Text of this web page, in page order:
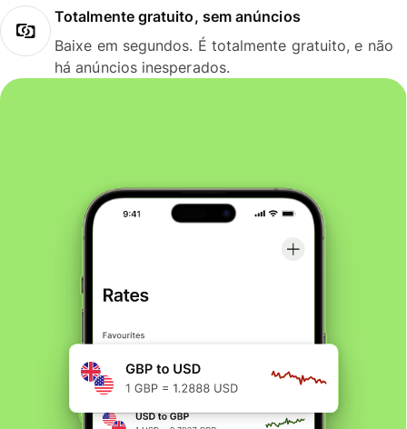
Totalmente gratuito, sem anúncios
Baixe em segundos. É totalmente gratuito, e não
há anúncios inesperados.